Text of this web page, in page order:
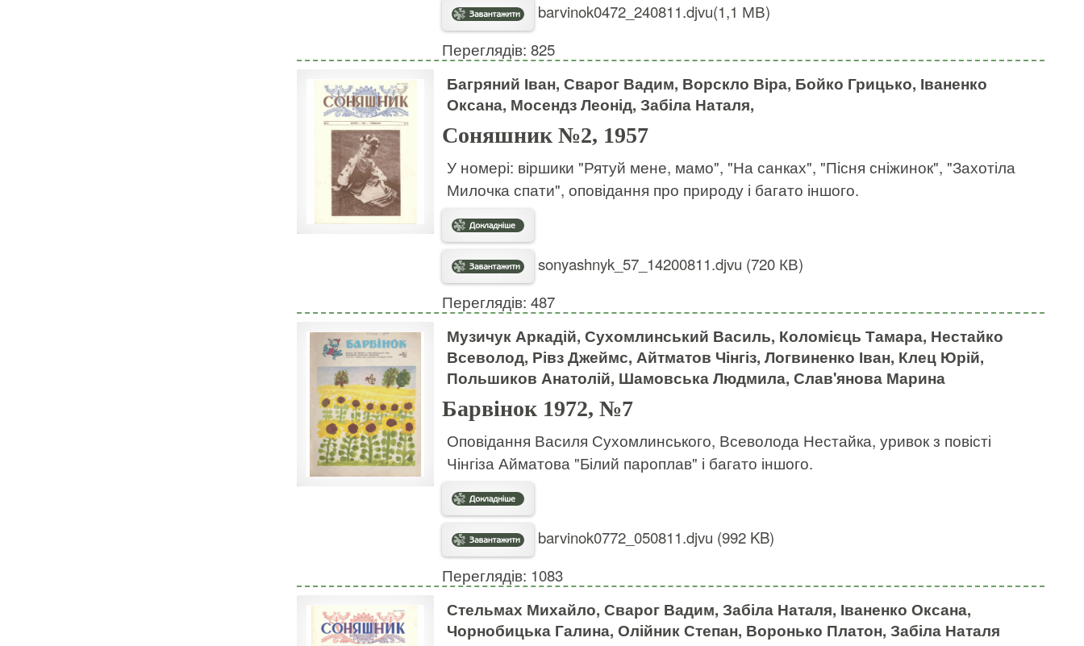
barvinok0472_240811.djvu(1,1 МВ)
Переглядів: 825
Багряний Іван, Сварог Вадим, Ворскло Віра, Бойко Грицько, Іваненко
Оксана, Мосендз Леонід, Забіла Наталя,
Соняшник №2, 1957
У номері: віршики "Рятуй мене, мамо", "На санках", "Пісня сніжинок", "Захотіла
Милочка спати", оповідання про природу і багато іншого.
sonyashnyk_57_14200811.djvu (720 КВ)
Переглядів: 487
Музичук Аркадій, Сухомлинський Василь, Коломієць Тамара, Нестайко
Всеволод, Рівз Джеймс, Айтматов Чінгіз, Логвиненко Іван, Клец Юрій,
Польшиков Анатолій, Шамовська Людмила, Слав'янова Марина
Барвінок 1972, №7
Оповідання Василя Сухомлинського, Всеволода Нестайка, уривок з повісті
Чінгіза Айматова "Білий пароплав" і багато іншого.
barvinok0772_050811.djvu (992 KB)
Переглядів: 1083
Стельмах Михайло, Сварог Вадим, Забіла Наталя, Іваненко Оксана,
Чорнобицька Галина, Олійник Степан, Воронько Платон, Забіла Наталя